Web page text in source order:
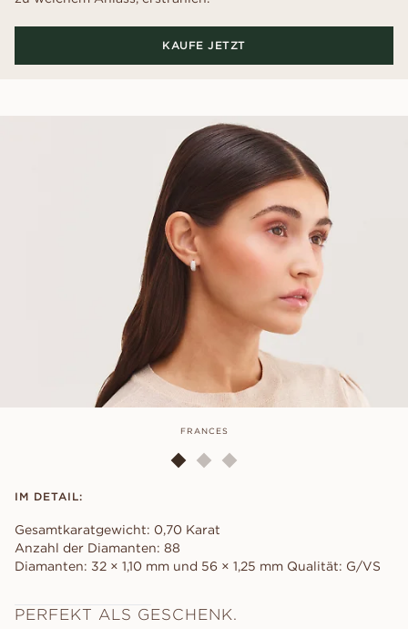
KAUFE JETZT
FRANCES
IM DETAIL:
Gesamtkaratgewicht: 0,70 Karat
Anzahl der Diamanten: 88
Diamanten: 32 × 1,10 mm und 56 × 1,25 mm Qualität: G/VS
PERFEKT ALS GESCHENK.